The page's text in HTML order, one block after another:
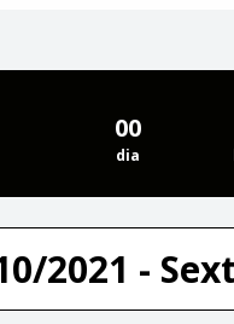
00
dia
2021 -